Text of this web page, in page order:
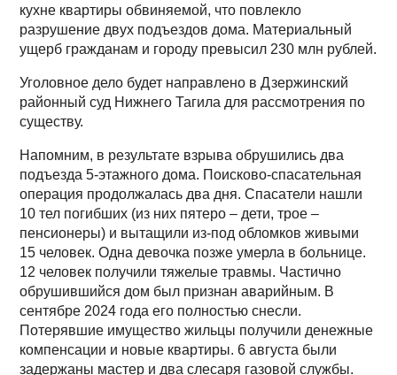
кухне квартиры обвиняемой, что повлекло
разрушение двух подъездов дома. Материальный
ущерб гражданам и городу превысил 230 млн рублей.
Уголовное дело будет направлено в Дзержинский
районный суд Нижнего Тагила для рассмотрения по
существу.
Напомним, в результате взрыва обрушились два
подъезда 5-этажного дома. Поисково-спасательная
операция продолжалась два дня. Спасатели нашли
10 тел погибших (из них пятеро – дети, трое –
пенсионеры) и вытащили из-под обломков живыми
15 человек. Одна девочка позже умерла в больнице.
12 человек получили тяжелые травмы. Частично
обрушившийся дом был признан аварийным. В
сентябре 2024 года его полностью снесли.
Потерявшие имущество жильцы получили денежные
компенсации и новые квартиры. 6 августа были
задержаны мастер и два слесаря газовой службы.